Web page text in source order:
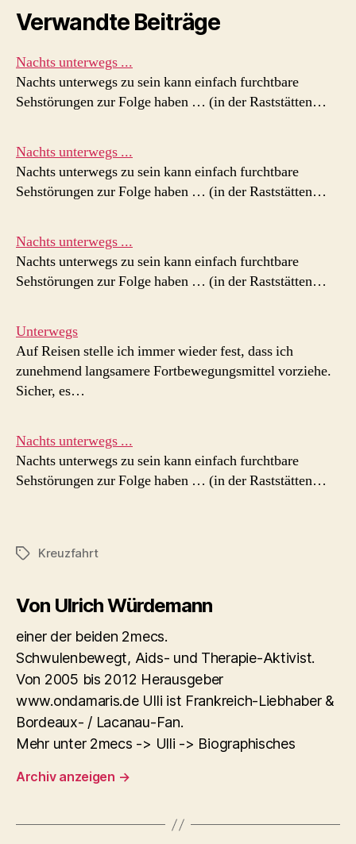
Verwandte Beiträge
Nachts unterwegs ...
Nachts unterwegs zu sein kann einfach furchtbare
Sehstörungen zur Folge haben … (in der Raststätten…
Nachts unterwegs ...
Nachts unterwegs zu sein kann einfach furchtbare
Sehstörungen zur Folge haben … (in der Raststätten…
Nachts unterwegs ...
Nachts unterwegs zu sein kann einfach furchtbare
Sehstörungen zur Folge haben … (in der Raststätten…
Unterwegs
Auf Reisen stelle ich immer wieder fest, dass ich
zunehmend langsamere Fortbewegungsmittel vorziehe.
Sicher, es…
Nachts unterwegs ...
Nachts unterwegs zu sein kann einfach furchtbare
Sehstörungen zur Folge haben … (in der Raststätten…
Schlagwörter
Kreuzfahrt
Von Ulrich Würdemann
einer der beiden 2mecs.
Schwulenbewegt, Aids- und Therapie-Aktivist.
Von 2005 bis 2012 Herausgeber
www.ondamaris.de Ulli ist Frankreich-Liebhaber &
Bordeaux- / Lacanau-Fan.
Mehr unter 2mecs -> Ulli -> Biographisches
Archiv anzeigen →